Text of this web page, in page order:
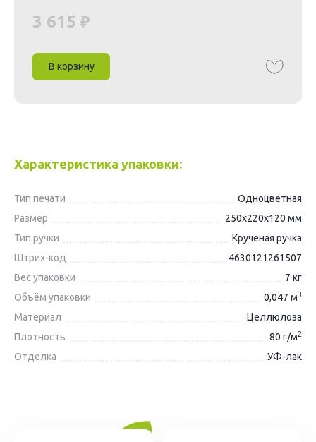
3 615
В корзину
Характеристика упаковки:
Тип печати
Одноцветная
Размер
250х220х120 мм
Тип ручки
Кручёная ручка
Штрих-код
4630121261507
Вес упаковки
7 кг
Объём упаковки
0,047 м3
Материал
Целлюлоза
Плотность
80 г/м2
Отделка УФ-лак